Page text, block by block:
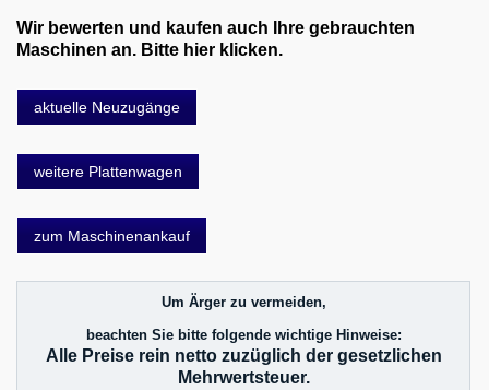
Wir bewerten und kaufen auch Ihre gebrauchten
Maschinen an. Bitte hier klicken.
aktuelle Neuzugänge
weitere Plattenwagen
zum Maschinenankauf
Um Ärger zu vermeiden,
beachten Sie bitte folgende wichtige Hinweise:
Alle Preise rein netto zuzüglich der gesetzlichen
Mehrwertsteuer.